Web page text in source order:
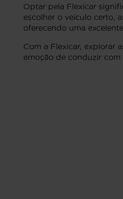
Optar pela Flexicar
escolher o veículo certo,
oferecendo uma
Com a Flexicar, explorar
emoção de conduzir